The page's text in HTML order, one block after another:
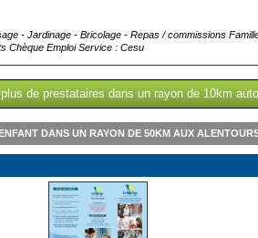
- Jardinage - Bricolage - Repas / commissions
Chèque Emploi Service : Cesu
de prestataires dans un rayon de 10km
DANS UN RAYON DE 50KM AUX